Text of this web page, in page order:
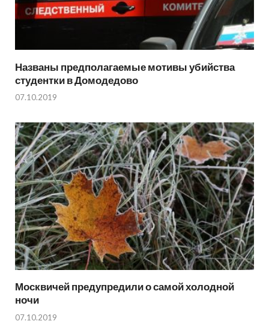
Названы предполагаемые мотивы убийства
студентки в Домодедово
07.10.2019
Москвичей предупредили о самой холодной
ночи
07.10.2019